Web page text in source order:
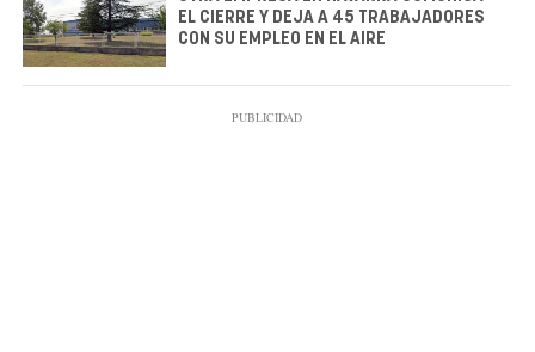
EL CIERRE Y DEJA A 45 TRABAJADORES
CON SU EMPLEO EN EL AIRE